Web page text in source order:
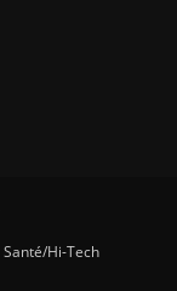
Santé/Hi-Tech